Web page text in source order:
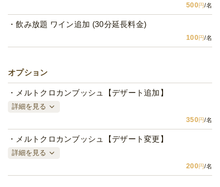
500円/名
飲み放題 ワイン追加 (30分延長料金)
100円/名
オプション
メルトクロカンブッシュ【デザート追加】
詳細を見る
350円/名
メルトクロカンブッシュ【デザート変更】
詳細を見る
200円/名